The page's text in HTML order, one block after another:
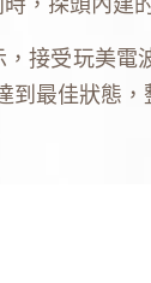
，探頭內建
接受玩美電
到最佳狀態